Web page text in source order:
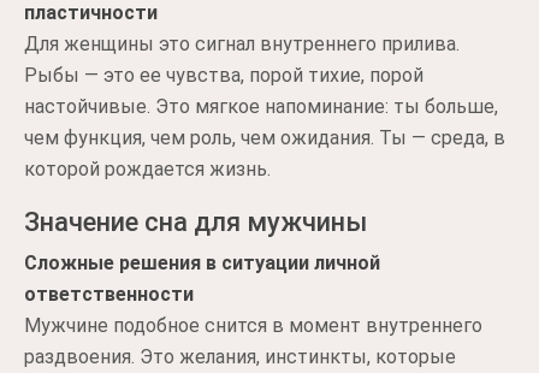
пластичности
Для женщины это сигнал внутреннего прилива.
Рыбы — это ее чувства, порой тихие, порой
настойчивые. Это мягкое напоминание: ты больше,
чем функция, чем роль, чем ожидания. Ты — среда, в
которой рождается жизнь.
Значение сна для мужчины
Сложные решения в ситуации личной
ответственности
Мужчине подобное снится в момент внутреннего
раздвоения. Это желания, инстинкты, которые